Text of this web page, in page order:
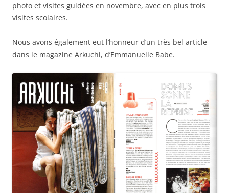
photo et visites guidées en novembre, avec en plus trois
visites scolaires.
Nous avons également eut l’honneur d’un très bel article
dans le magazine Arkuchi, d’Emmanuelle Babe.